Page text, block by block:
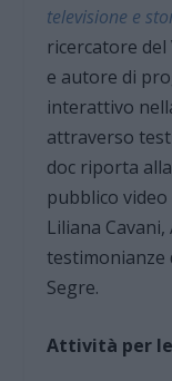
televisione e
ricercatore del
e autore di
interattivo
attraverso
doc riporta
pubblico
Liliana
testimonianze
Segre.
Attività per